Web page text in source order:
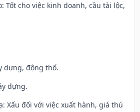
Tốt cho việc kinh doanh, cầu tài lộc,
dựng, động thổ.
dựng.
Xấu đối với việc xuất hành, giá thú